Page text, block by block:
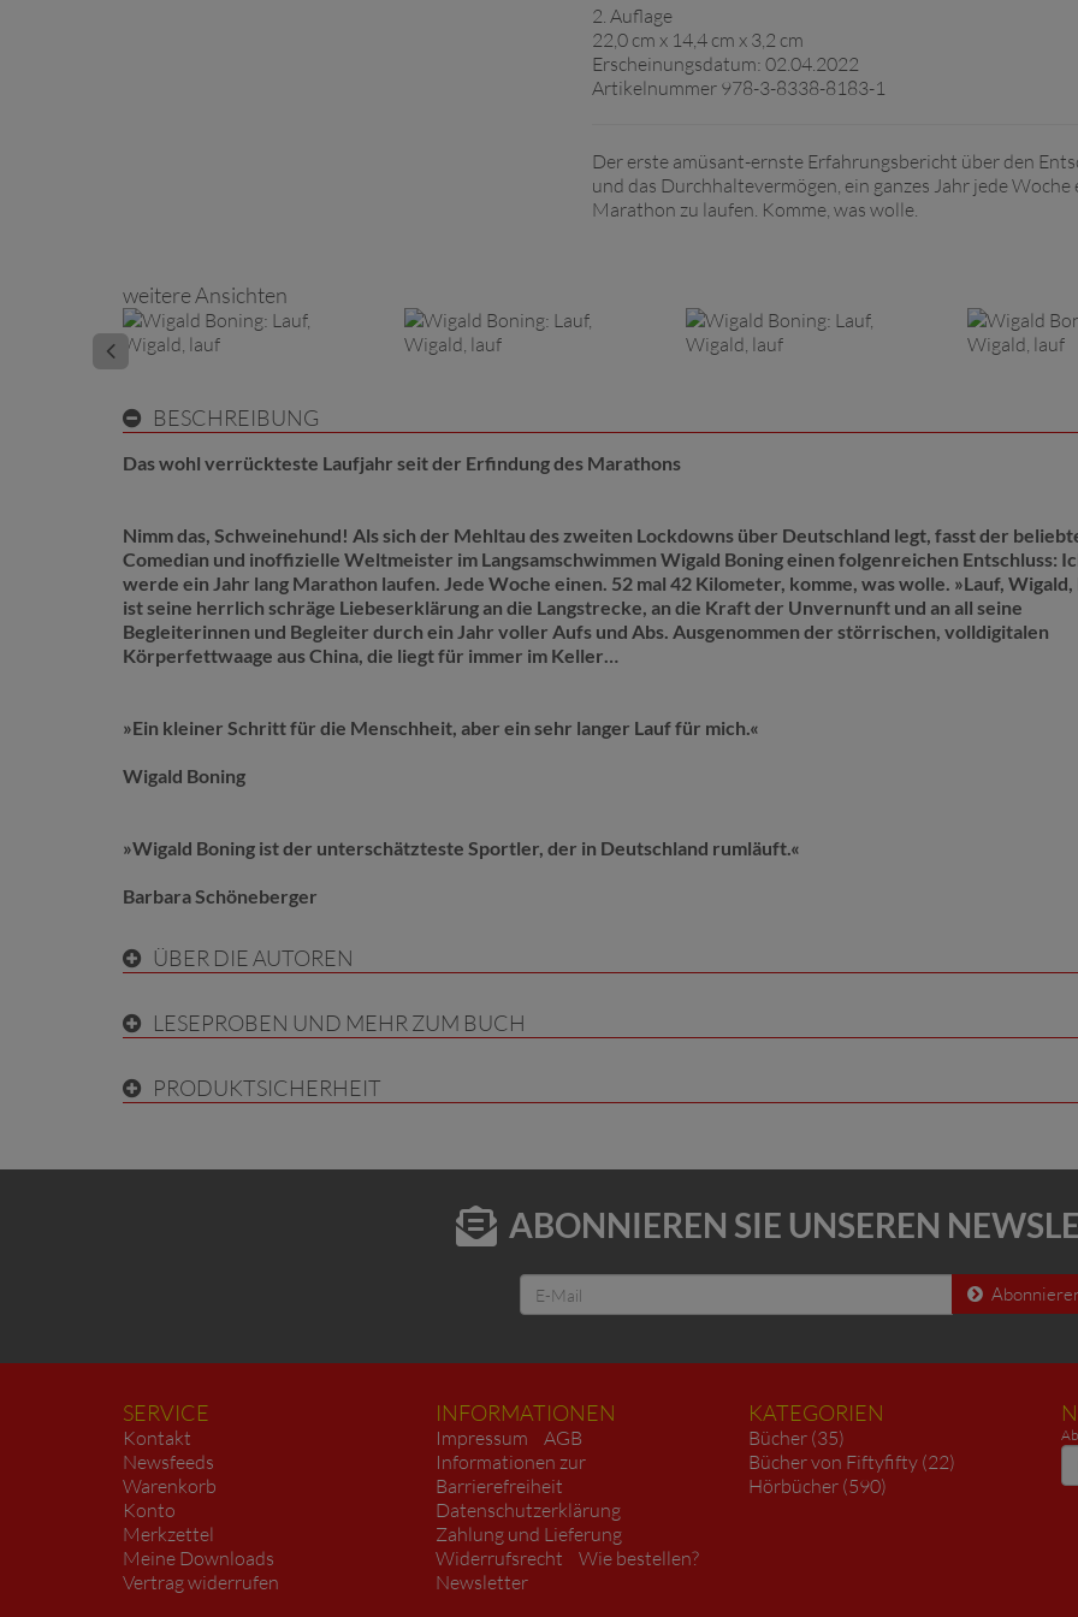
2. Auflage
22,0 cm x 14,4 cm x 3,2 cm
Erscheinungsdatum: 02.04.2022
Artikelnummer 978-3-8338-8183-1
Der erste amüsant-ernste Erfahrungsbericht über den
und das Durchhaltevermögen, ein ganzes Jahr jede Woche
Marathon zu laufen. Komme, was wolle.
weitere Ansichten
BESCHREIBUNG
Das wohl verrückteste Laufjahr seit der Erfindung des Marathons
Nimm das, Schweinehund! Als sich der Mehltau des zweiten Lockdowns über Deutschland legt, fasst der
Comedian und inoffizielle Weltmeister im Langsamschwimmen Wigald Boning einen folgenreichen Entschluss:
werde ein Jahr lang Marathon laufen. Jede Woche einen. 52 mal 42 Kilometer, komme, was wolle. »Lauf, Wigald,
ist seine herrlich schräge Liebeserklärung an die Langstrecke, an die Kraft der Unvernunft und an all seine
Begleiterinnen und Begleiter durch ein Jahr voller Aufs und Abs. Ausgenommen der störrischen, volldigitalen
Körperfettwaage aus China, die liegt für immer im Keller…
»Ein kleiner Schritt für die Menschheit, aber ein sehr langer Lauf für mich.«
Wigald Boning
»Wigald Boning ist der unterschätzteste Sportler, der in Deutschland rumläuft.«
Barbara Schöneberger
ÜBER DIE AUTOREN
LESEPROBEN UND MEHR ZUM BUCH
PRODUKTSICHERHEIT
ABONNIEREN SIE UNSEREN
SERVICE
Kontakt
Newsfeeds
Warenkorb
Konto
Merkzettel
Meine Downloads
Vertrag widerrufen
INFORMATIONEN
Impressum
AGB
Informationen zur
Barrierefreiheit
Datenschutzerklärung
Zahlung und Lieferung
Widerrufsrecht
Wie bestellen?
Newsletter
KATEGORIEN
Bücher (35)
Bücher von Fiftyfifty (22)
Hörbücher (590)